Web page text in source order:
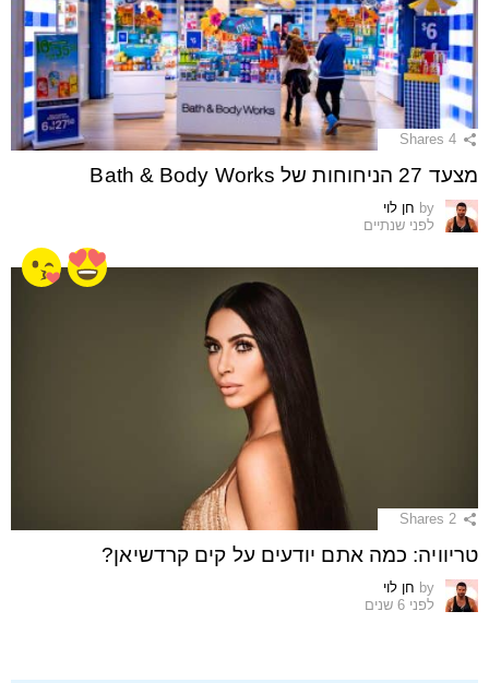
4
Shares
מצעד 27 הניחוחות של Bath & Body Works
by חן לוי
לפני שנתיים
2
Shares
טריוויה: כמה אתם יודעים על קים קרדשיאן?
by חן לוי
לפני 6 שנים